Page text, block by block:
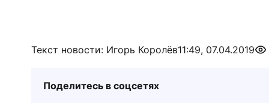
Текст новости: Игорь Королёв11:49, 07.04.2019
Поделитесь в соцсетях